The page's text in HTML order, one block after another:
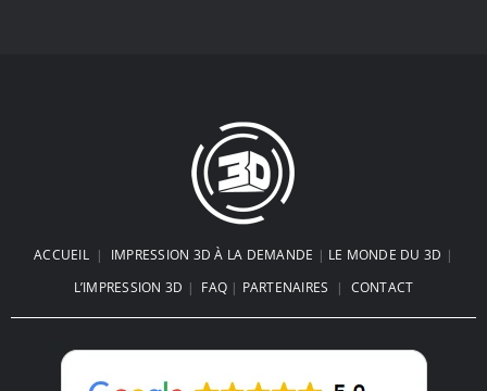
ACCUEIL| IMPRESSION 3D À LA DEMANDE | LE MONDE DU 3D |
L’IMPRESSION 3D | FAQ | PARTENAIRES | CONTACT